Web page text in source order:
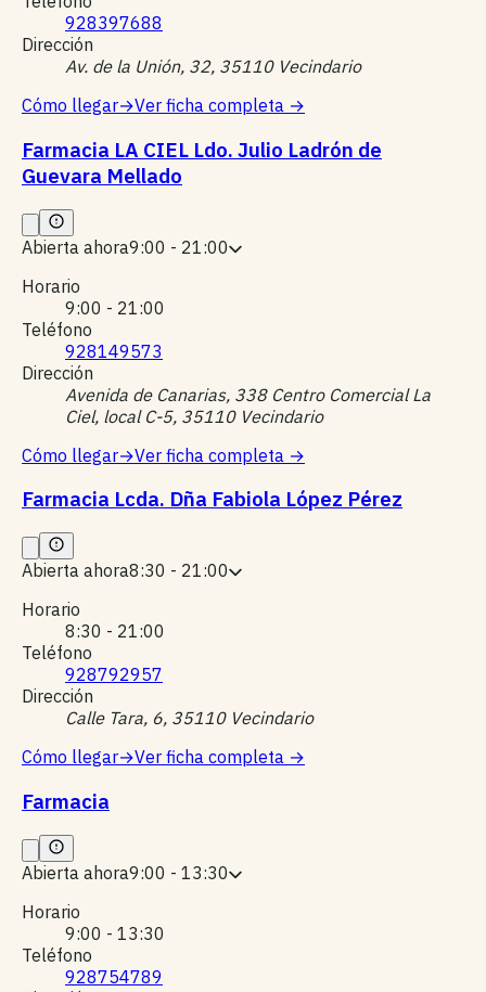
928397688
Dirección
Av. de la Unión, 32, 35110 Vecindario
Cómo llegar→Ver ficha completa →
Farmacia LA CIEL Ldo. Julio Ladrón de
Guevara Mellado
Abierta ahora9:00 - 21:00
Horario
9:00 - 21:00
Teléfono
928149573
Dirección
Avenida de Canarias, 338 Centro Comercial La
Ciel, local C-5, 35110 Vecindario
Cómo llegar→Ver ficha completa →
Farmacia Lcda. Dña Fabiola López Pérez
Abierta ahora8:30 - 21:00
Horario
8:30 - 21:00
Teléfono
928792957
Dirección
Calle Tara, 6, 35110 Vecindario
Cómo llegar→Ver ficha completa →
Farmacia
Abierta ahora9:00 - 13:30
Horario
9:00 - 13:30
Teléfono
928754789